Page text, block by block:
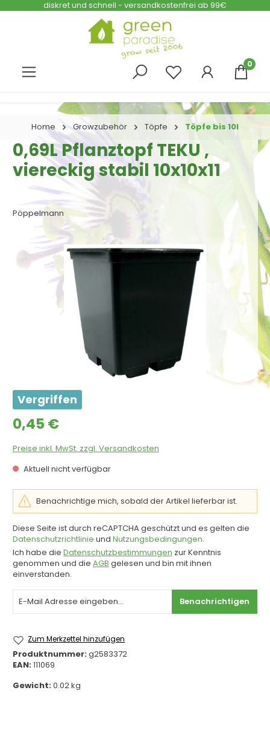
Zum Hauptinhalt springen
diskret und schnell - versandkostenfrei ab 99€
0
Home Growzubehör Töpfe Töpfe bis 10l
0,69L Pflanztopf TEKU ,
viereckig stabil 10x10x11
Pöppelmann
Bildergalerie überspringen
Vergriffen
Regulärer Preis:
0,45 €
Preise inkl. MwSt. zzgl. Versandkosten
Aktuell nicht verfügbar
Benachrichtige mich, sobald der Artikel lieferbar ist.
Diese Seite ist durch reCAPTCHA geschützt und es gelten die
Datenschutzrichtlinie und Nutzungsbedingungen.
Ich habe die Datenschutzbestimmungen zur Kenntnis
genommen und die AGB gelesen und bin mit ihnen
einverstanden.
Benachrichtigen
Zum Merkzettel hinzufügen
Produktnummer:g2583372
EAN:111069
Gewicht:0.02 kg